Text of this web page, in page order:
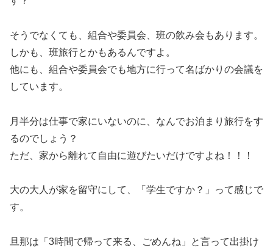
そうでなくても、組合や委員会、班の飲み会もあります。
しかも、班旅行とかもあるんですよ。
他にも、組合や委員会でも地方に行って名ばかりの会議を
しています。
月半分は仕事で家にいないのに、なんでお泊まり旅行をす
るのでしょう？
ただ、家から離れて自由に遊びたいだけですよね！！！
大の大人が家を留守にして、「学生ですか？」って感じで
す。
旦那は「3時間で帰って来る、ごめんね」と言って出掛け